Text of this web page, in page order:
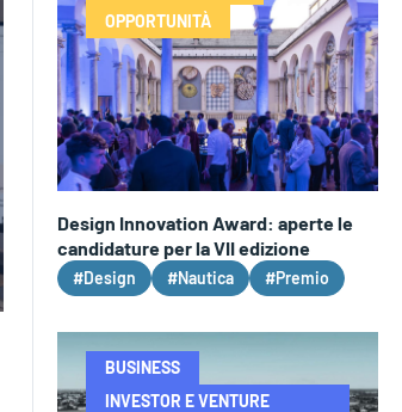
OPPORTUNITÀ
Design Innovation Award: aperte le
candidature per la VII edizione
#Design #Nautica #Premio
BUSINESS
INVESTOR E VENTURE